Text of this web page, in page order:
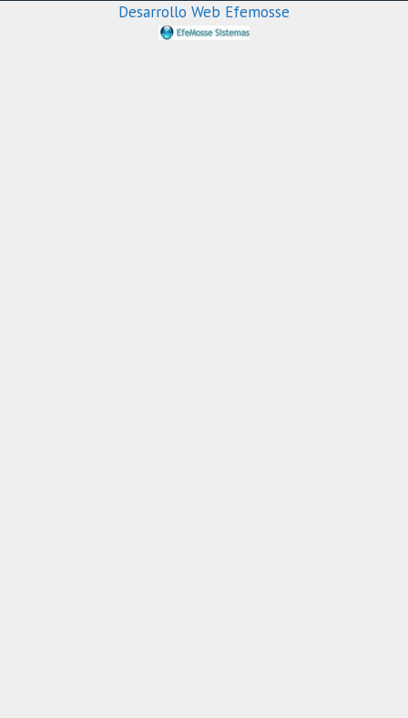
Desarrollo Web Efemosse